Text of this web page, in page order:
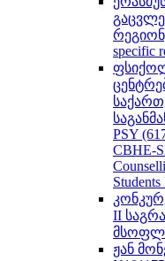
specific
PSY
CBHE-
II
ჟან